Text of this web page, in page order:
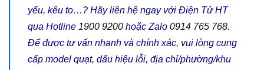
yếu, kêu to…? Hãy liên hệ ngay với Điện Tử HT
qua Hotline 1900 9200 hoặc Zalo 0914 765 768.
Để được tư vấn nhanh và chính xác, vui lòng cung
cấp model quạt, dấu hiệu lỗi, địa chỉ/phường/khu